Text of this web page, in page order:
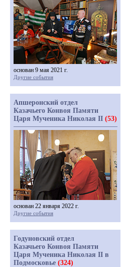
основан 9 мая 2021 г.
Другие события
Апшеронский отдел
Казачьего Конвоя Памяти
Царя Мученика Николая II (53)
основан 22 января 2022 г.
Другие события
Годуновский отдел
Казачьего Конвоя Памяти
Царя Мученика Николая II в
Подмосковье (324)